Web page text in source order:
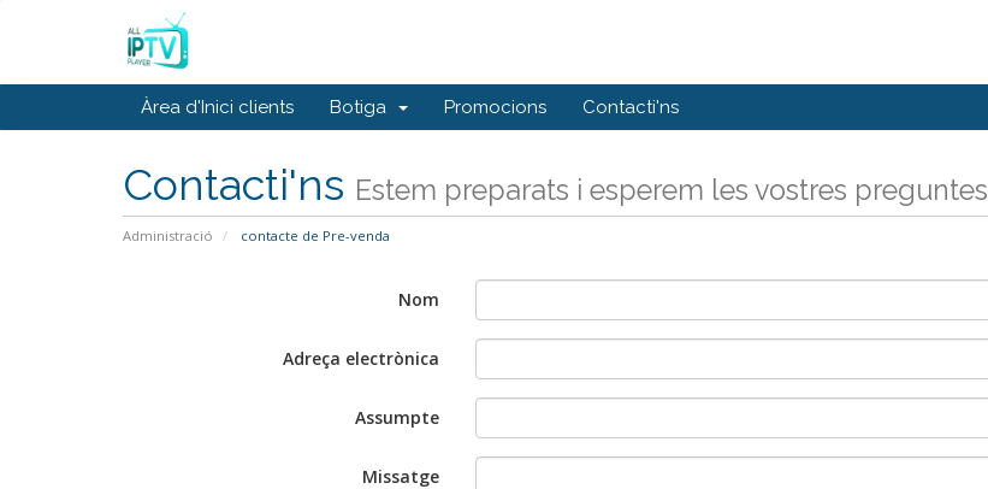
Àrea d'Inici clients Botiga Promocions Contacti'ns
Contacti'ns Estem preparats i esperem les vostres preguntes
Administració contacte de Pre-venda
Nom
Adreça electrònica
Assumpte
Missatge